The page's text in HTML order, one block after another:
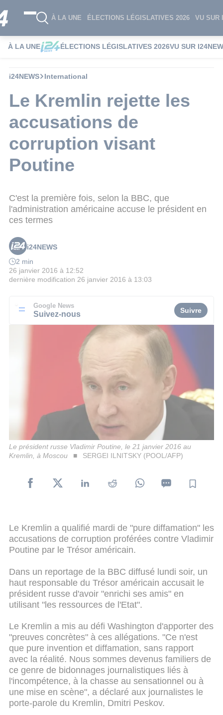
À LA UNE ÉLECTIONS LÉGISLATIVES 2026 VU SUR
À LA UNE ÉLECTIONS LÉGISLATIVES 2026VU SUR
i24NEWS International
Le Kremlin rejette les
accusations de
corruption visant
Poutine
C'est la première fois, selon la BBC, que
l'administration américaine accuse le président en
ces termes
i24NEWS
2 min
26 janvier 2016 à 12:52
dernière modification 26 janvier 2016 à 13:03
Google News
Suivez-nous Suivre
Le président russe Vladimir Poutine, le 21 janvier 2016 au
Kremlin, à Moscou
SERGEI ILNITSKY (POOL/AFP)
Le Kremlin a qualifié mardi de "pure diffamation" les
accusations de corruption proférées contre Vladimir
Poutine par le Trésor américain.
Dans un reportage de la BBC diffusé lundi soir, un
haut responsable du Trésor américain accusait le
président russe d'avoir "enrichi ses amis" en
utilisant "les ressources de l'Etat".
Le Kremlin a mis au défi Washington d'apporter des
"preuves concrètes" à ces allégations. "Ce n'est
que pure invention et diffamation, sans rapport
avec la réalité. Nous sommes devenus familiers de
ce genre de bidonnages journalistiques liés à
l'incompétence, à la chasse au sensationnel ou à
une mise en scène", a déclaré aux journalistes le
porte-parole du Kremlin, Dmitri Peskov.